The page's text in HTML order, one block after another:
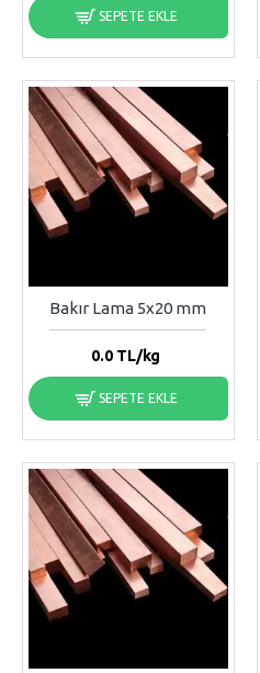
SEPETE EKLE
Bakır Lama 5x20 mm
0.0TL/kg
SEPETE EKLE